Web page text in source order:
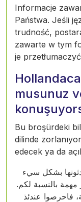
Informacje
Państwa. Jeśli
trudność,
zawarte w tym
je
musunuz
Bu broşürdeki
dilinde
edecek ya da
بشكل سيء
بالنسبة لكم.
فاحرصوا عندئذ